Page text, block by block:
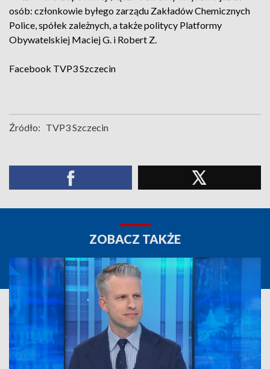
osób: członkowie byłego zarządu Zakładów Chemicznych
Police, spółek zależnych, a także politycy Platformy
Obywatelskiej Maciej G. i Robert Z.
Facebook TVP3 Szczecin
Źródło: TVP3 Szczecin
ZOBACZ TAKŻE